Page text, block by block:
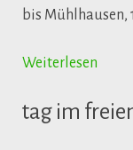
bis Mühlhausen,
Weiterlesen
tag im